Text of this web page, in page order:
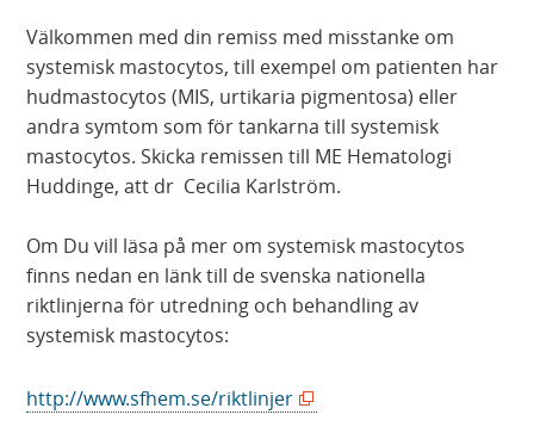
Välkommen med din remiss med misstanke om
systemisk mastocytos, till exempel om patienten har
hudmastocytos (MIS, urtikaria pigmentosa) eller
andra symtom som för tankarna till systemisk
mastocytos. Skicka remissen till ME Hematologi
Huddinge, att dr Cecilia Karlström.
Om Du vill läsa på mer om systemisk mastocytos
finns nedan en länk till de svenska nationella
riktlinjerna för utredning och behandling av
systemisk mastocytos:
http://www.sfhem.se/riktlinjer(